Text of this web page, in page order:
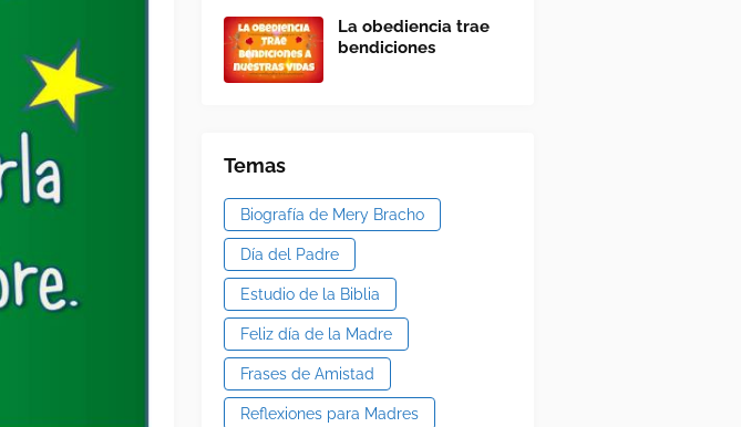
La obediencia trae
bendiciones
Temas
Biografía de Mery Bracho
Día del Padre
Estudio de la Biblia
Feliz día de la Madre
Frases de Amistad
Reflexiones para Madres